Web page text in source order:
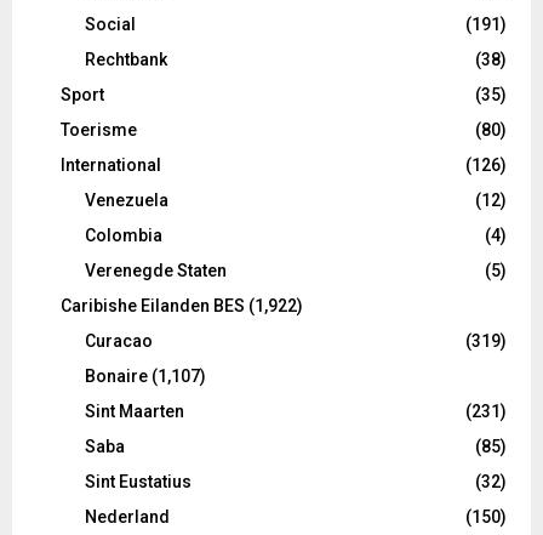
Social
(191)
Rechtbank
(38)
Sport
(35)
Toerisme
(80)
International
(126)
Venezuela
(12)
Colombia
(4)
Verenegde Staten
(5)
Caribishe Eilanden BES (1,922)
Curacao
(319)
Bonaire (1,107)
Sint Maarten
(231)
Saba
(85)
Sint Eustatius
(32)
Nederland
(150)